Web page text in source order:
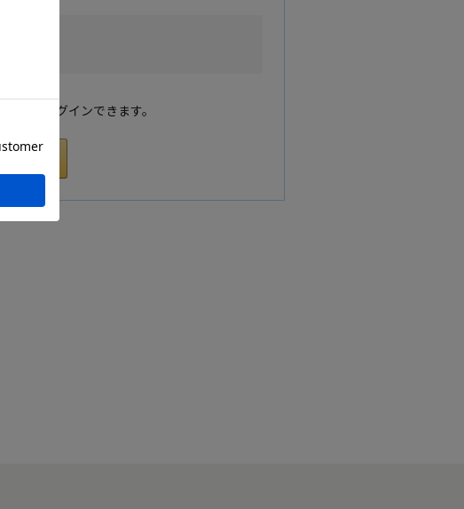
ドでログインできます。